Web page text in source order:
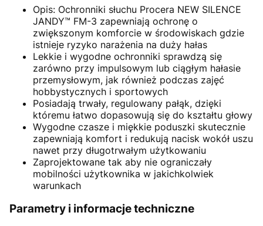
Opis: Ochronniki słuchu Procera NEW SILENCE
JANDY™ FM-3 zapewniają ochronę o
zwiększonym komforcie w środowiskach gdzie
istnieje ryzyko narażenia na duży hałas
Lekkie i wygodne ochronniki sprawdzą się
zarówno przy impulsowym lub ciągłym hałasie
przemysłowym, jak również podczas zajęć
hobbystycznych i sportowych
Posiadają trwały, regulowany pałąk, dzięki
któremu łatwo dopasowują się do kształtu głowy
Wygodne czasze i miękkie poduszki skutecznie
zapewniają komfort i redukują nacisk wokół uszu
nawet przy długotrwałym użytkowaniu
Zaprojektowane tak aby nie ograniczały
mobilności użytkownika w jakichkolwiek
warunkach
Parametry i informacje techniczne